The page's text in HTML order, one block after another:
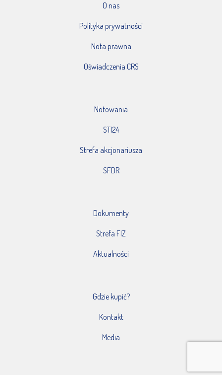
O nas
Polityka prywatności
Nota prawna
Oświadczenia CRS
Notowania
STI24
Strefa akcjonariusza
SFDR
Dokumenty
Strefa FIZ
Aktualności
Gdzie kupić?
Kontakt
Media